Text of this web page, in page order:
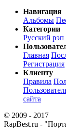
Навигация
Альбомы
Категории
Русский рэп
Главная
Регистрация
Клиенту
Правила
сайта
© 2009 - 2017
RapBest.ru -